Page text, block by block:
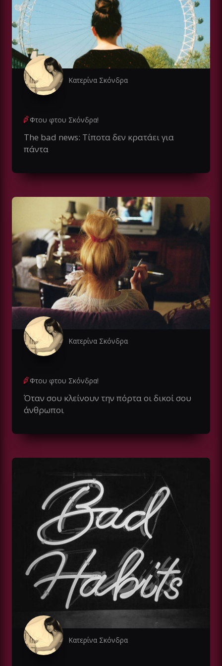
Κατερίνα Σκόνδρα
Φτου φτου Σκόνδρα!
The bad news: Τίποτα δεν κρατάει για
πάντα
Κατερίνα Σκόνδρα
Φτου φτου Σκόνδρα!
Όταν σου κλείνουν την πόρτα οι δικοί σου
άνθρωποι
Κατερίνα Σκόνδρα